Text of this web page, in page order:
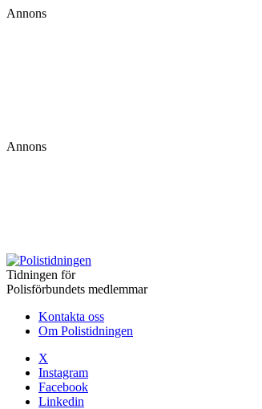
Annons
Annons
Tidningen för
Polisförbundets medlemmar
Kontakta oss
Om Polistidningen
X
Instagram
Facebook
Linkedin